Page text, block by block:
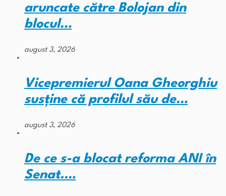
aruncate către Bolojan din
blocul…
august 3, 2026
Vicepremierul Oana Gheorghiu
susține că profilul său de…
august 3, 2026
De ce s-a blocat reforma ANI în
Senat.…